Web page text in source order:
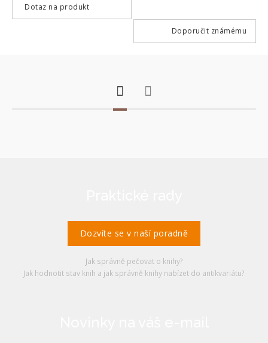
Dotaz na produkt
Doporučit známému
Dozvíte se v naší poradně
Jak správně pečovat o knihy?
Jak hodnotit stav knih a jak správně knihy nabízet do antikvariátu?